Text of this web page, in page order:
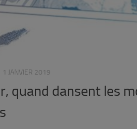
1 JANVIER 2019
quand dansent les